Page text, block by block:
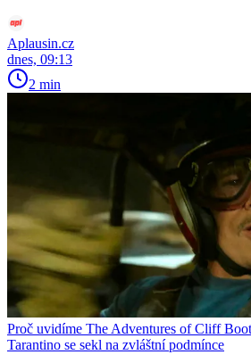
Aplausin.cz
dnes, 09:13
2 min
Proč uvidíme The Adventures of Cliff
Tarantino se sekl na zvláštní podmínce